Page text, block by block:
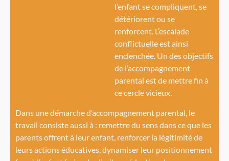
l’enfant se compliquent, se
détériorent ou se
renforcent. L’escalade
conflictuelle est ainsi
enclenchée. Un des objectifs
de l’accompagnement
parental est de mettre fin à
ce cercle vicieux.
Dans une démarche d’accompagnement parental, le
travail consiste aussi à : remettre du sens dans ce que les
parents offrent à leur enfant, renforcer la légitimité de
leurs actions éducatives, dynamiser leur positionnement